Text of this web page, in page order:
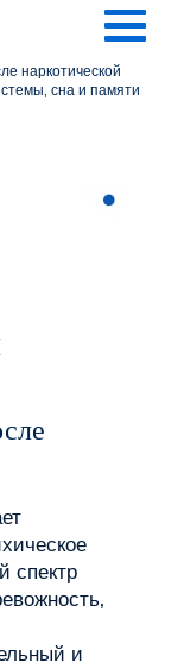
наркотической
сна и памяти
спектр
и